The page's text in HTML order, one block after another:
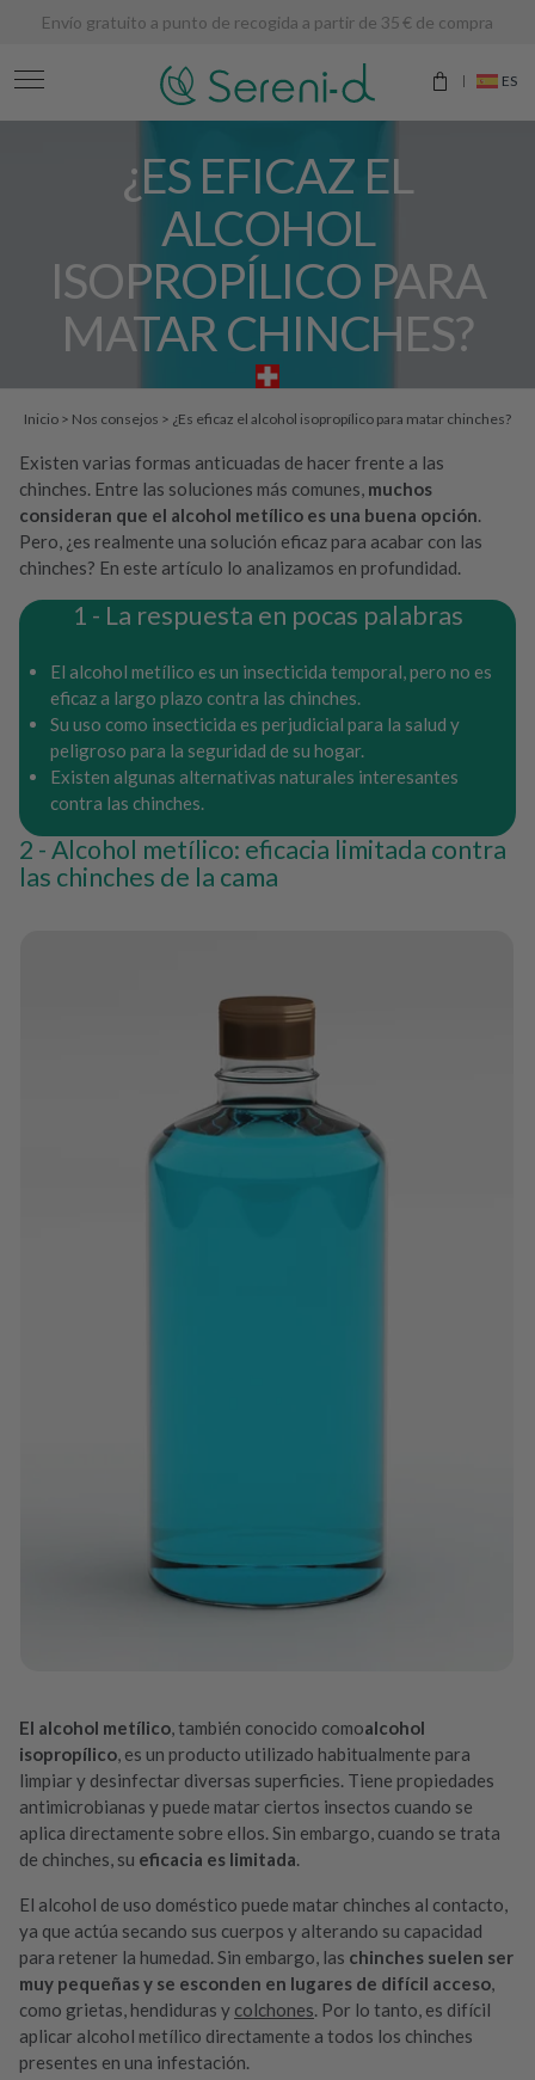
Envío gratuito a punto de recogida a partir de 35 € de compra
ES
¿ES EFICAZ EL
ALCOHOL
ISOPROPÍLICO PARA
MATAR CHINCHES?
Inicio > Nos consejos > ¿Es eficaz el alcohol isopropílico para matar chinches?
Existen varias formas anticuadas de hacer frente a las
chinches. Entre las soluciones más comunes, muchos
consideran que el alcohol metílico es una buena opción.
Pero, ¿es realmente una solución eficaz para acabar con las
chinches? En este artículo lo analizamos en profundidad.
La respuesta en pocas palabras
El alcohol metílico es un insecticida temporal, pero no es
eficaz a largo plazo contra las chinches.
Su uso como insecticida es perjudicial para la salud y
peligroso para la seguridad de su hogar.
Existen algunas alternativas naturales interesantes
contra las chinches.
Alcohol metílico: eficacia limitada contra
las chinches de la cama
El alcohol metílico, también conocido comoalcohol
isopropílico, es un producto utilizado habitualmente para
limpiar y desinfectar diversas superficies. Tiene propiedades
antimicrobianas y puede matar ciertos insectos cuando se
aplica directamente sobre ellos. Sin embargo, cuando se trata
de chinches, su eficacia es limitada.
El alcohol de uso doméstico puede matar chinches al contacto,
ya que actúa secando sus cuerpos y alterando su capacidad
para retener la humedad. Sin embargo, las chinches suelen ser
muy pequeñas y se esconden en lugares de difícil acceso,
como grietas, hendiduras y colchones. Por lo tanto, es difícil
aplicar alcohol metílico directamente a todos los chinches
presentes en una infestación.